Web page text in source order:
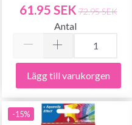
61.95 SEK 72.95 SEK
Antal
Lägg till varukorgen
-15%